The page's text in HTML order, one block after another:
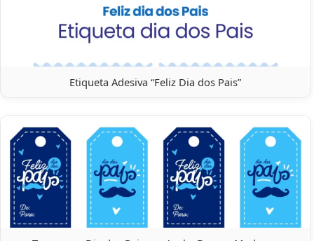
Etiqueta Adesiva “Feliz Dia dos Pais”